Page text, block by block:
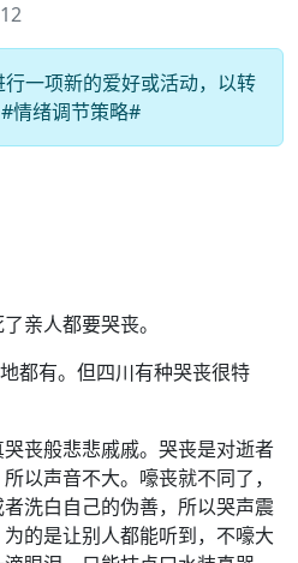
一项新的爱好或活动，以转
情绪调节策略#
亲人都要哭丧。
都有。但四川有种哭丧很特
丧般悲悲戚戚。哭丧是对逝者
以声音不大。嚎丧就不同了，
洗白自己的伪善，所以哭声震
的是让别人都能听到，不嚎大